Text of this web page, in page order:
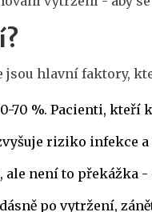
jsou hlavní faktory,
70 %. Pacienti, kteří
riziko infekce
není to překážka
po vytržení,